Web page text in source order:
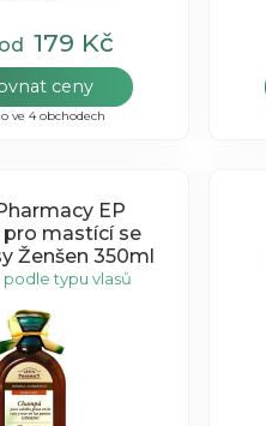
179 Kč
ceny
ve 4 obchodech
EP
mastící se
Ženšen 350ml
typu vlasů